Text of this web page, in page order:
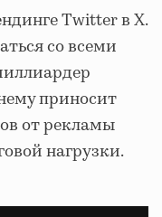
Twitter в X.
со всеми
приносит
от рекламы
нагрузки.